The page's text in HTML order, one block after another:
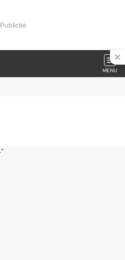
Publicité
MENU